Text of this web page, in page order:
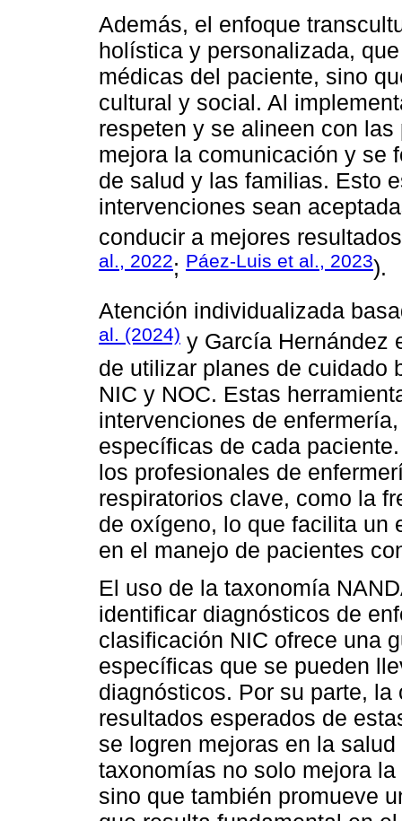
Además, el enfoque
holística y personalizada,
médicas del paciente, sino
cultural y social. Al
respeten y se alineen con
mejora la comunicación y se
de salud y las familias. Esto
intervenciones sean
conducir a mejores
al., 2022; Páez-Luis et al., 2023).
Atención individualizada
al. (2024) y García Hernández
de utilizar planes de cuidado
NIC y NOC. Estas
intervenciones de
específicas de cada
los profesionales de
respiratorios clave, como la
de oxígeno, lo que facilita un
en el manejo de pacientes
El uso de la taxonomía
identificar diagnósticos de
clasificación NIC ofrece una
específicas que se pueden
diagnósticos. Por su parte,
resultados esperados de
se logren mejoras en la
taxonomías no solo mejora
sino que también promueve